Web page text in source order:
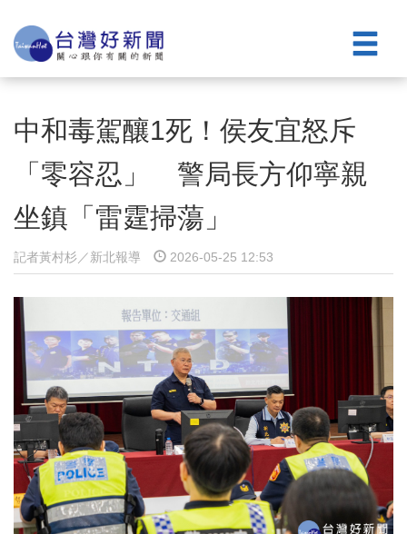
中和毒駕釀1死！侯友宜怒斥
「零容忍」 警局長方仰寧親
坐鎮「雷霆掃蕩」
記者黃村杉／新北報導 2026-05-25 12:53